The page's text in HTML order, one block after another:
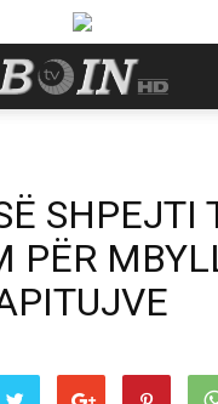
SHPEJTI
PËR